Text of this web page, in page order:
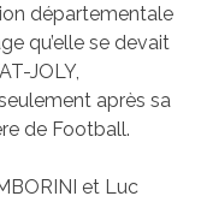
départementale
qu’elle se devait
JOLY,
après sa
de Football.
et Luc